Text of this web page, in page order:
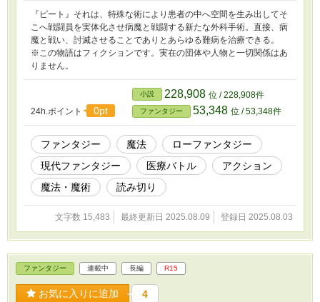
『ピート』それは、特殊な術により患者の中へ空間を生み出してそ
こへ戦闘員を実体化させ病魔と戦闘する新たな外科手術。直接、病
魔と戦い、討滅させることでありとあらゆる難病を治療できる。
※この物語はフィクションです。実在の団体や人物と一切関係はあ
りません。
24h.ポイント 0pt
小説 228,908 位 / 228,908件
ファンタジー 53,348 位 / 53,348件
ファンタジー 魔法
ローファンタジー
現代ファンタジー
医療バトル
アクション
魔法・魔術
読み切り
文字数 15,483 最終更新日 2025.08.09 登録日 2025.08.03
ファンタジー 連載中 長編 R15
お気に入りに追加 4